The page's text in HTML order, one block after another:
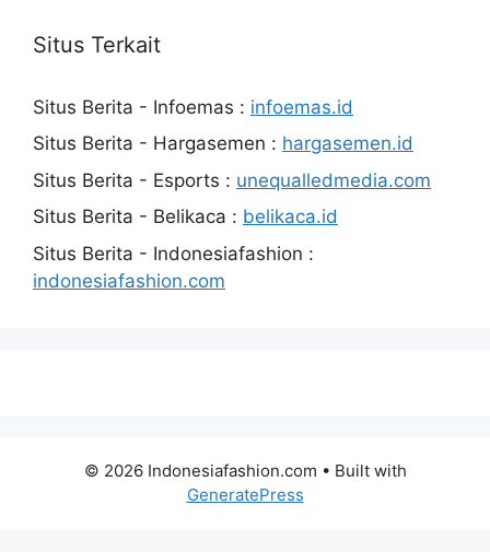
Situs Terkait
Situs Berita - Infoemas : infoemas.id
Situs Berita - Hargasemen : hargasemen.id
Situs Berita - Esports : unequalledmedia.com
Situs Berita - Belikaca : belikaca.id
Situs Berita - Indonesiafashion :
indonesiafashion.com
© 2026 Indonesiafashion.com • Built with
GeneratePress